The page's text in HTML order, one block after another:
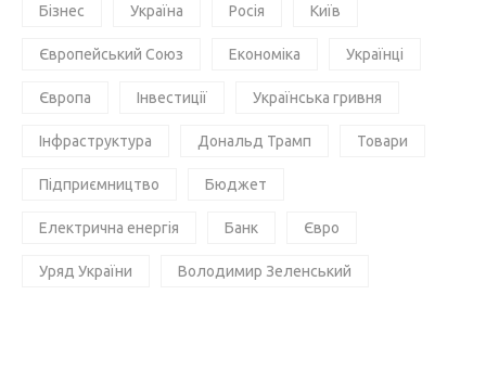
Бізнес Україна Росія Київ
Європейський Союз Економіка Українці
Європа Інвестиції Українська гривня
Інфраструктура Дональд Трамп Товари
Підприємництво Бюджет
Електрична енергія Банк Євро
Уряд України Володимир Зеленський